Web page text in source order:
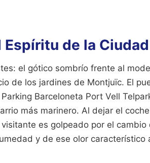
de la Ciudad
el gótico sombrío frente al
de los jardines de Montjuïc. El
Barceloneta Port Vell
más marinero. Al dejar el
es golpeado por el cambio
y de ese olor característico